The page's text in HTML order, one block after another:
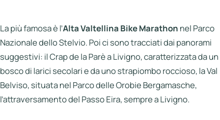
La più famosa è l’Alta Valtellina Bike Marathon nel Parco
Nazionale dello Stelvio. Poi ci sono tracciati dai panorami
suggestivi: il Crap de la Parè a Livigno, caratterizzata da un
bosco di larici secolari e da uno strapiombo roccioso, la Val
Belviso, situata nel Parco delle Orobie Bergamasche,
l’attraversamento del Passo Eira, sempre a Livigno.